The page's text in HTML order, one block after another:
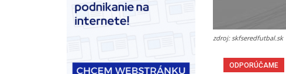
zdroj: skfseredfutbal.sk
ODPORÚČAME